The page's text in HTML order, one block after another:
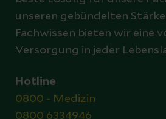
unseren gebündelten
Fachwissen bieten wir eine
Versorgung in jeder
Hotline
0800 - Medizin
0800 6334946